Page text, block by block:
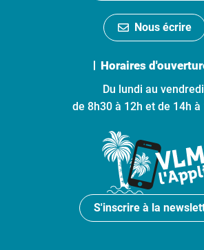
Nous écrire
Horaires
Du lundi au
de 8h30 à 12h et de 14h à
S'inscrire à la